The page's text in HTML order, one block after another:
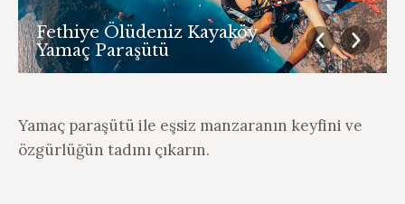
Fethiye Ölüdeniz Kayaköy
Yamaç Paraşütü
Yamaç paraşütü ile eşsiz manzaranın keyfini ve
özgürlüğün tadını çıkarın.